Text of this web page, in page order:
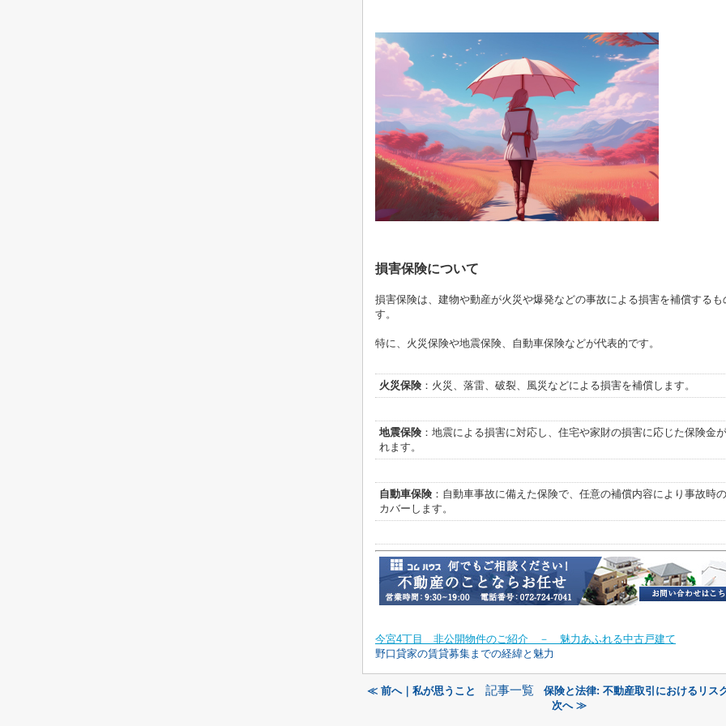
損害保険について
損害保険は、建物や動産が火災や爆発などの事故による損害を補償するも
す。
特に、火災保険や地震保険、自動車保険などが代表的です。
火災保険 ：火災、落雷、破裂、風災などによる損害を補償します。
地震保険 ：地震による損害に対応し、住宅や家財の損害に応じた保険金
れます。
自動車保険 ：自動車事故に備えた保険で、任意の補償内容により事故時
カバーします。
今宮4丁目 非公開物件のご紹介 － 魅力あふれる中古戸建て
野口貸家の賃貸募集までの経緯と魅力
≪ 前へ｜私が思うこと 記事一覧
保険と法律: 不動産取引におけるリス
次へ ≫